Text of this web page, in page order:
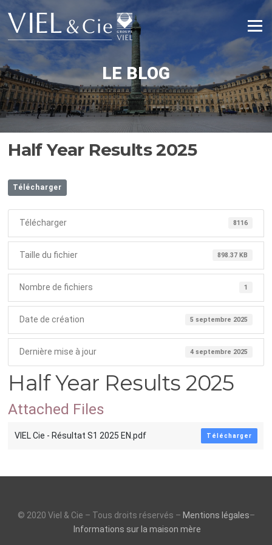
contenu
Menu
LE BLOG
Half Year Results 2025
Télécharger
Télécharger 8116
Taille du fichier 898.37 KB
Nombre de fichiers 1
Date de création 5 septembre 2025
Dernière mise à jour 4 septembre 2025
Half Year Results 2025
Attached Files
VIEL Cie - Résultat S1 2025 EN.pdf Télécharger
© 2020 Viel & Cie – Tous droits réservés – Mentions légales–
Informations sur la maison mère